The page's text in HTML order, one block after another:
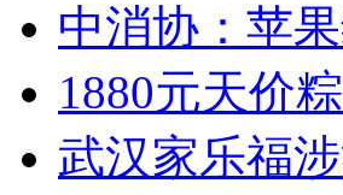
中消协：苹
1880元天价
武汉家乐福